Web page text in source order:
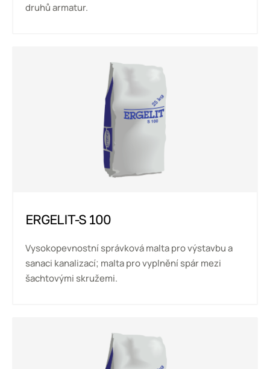
druhů armatur.
ERGELIT-S 100
Vysokopevnostní správková malta pro výstavbu a
sanaci kanalizací; malta pro vyplnění spár mezi
šachtovými skružemi.